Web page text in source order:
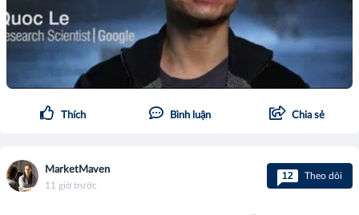
Thích Bình luận Chia sẻ
MarketMaven
11 giờ trước
12 Theo dõi